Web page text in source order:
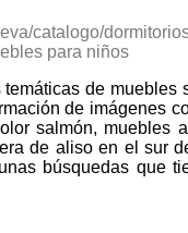
de muebles
de imágenes
salmón, muebles
de aliso en el sur
búsquedas que